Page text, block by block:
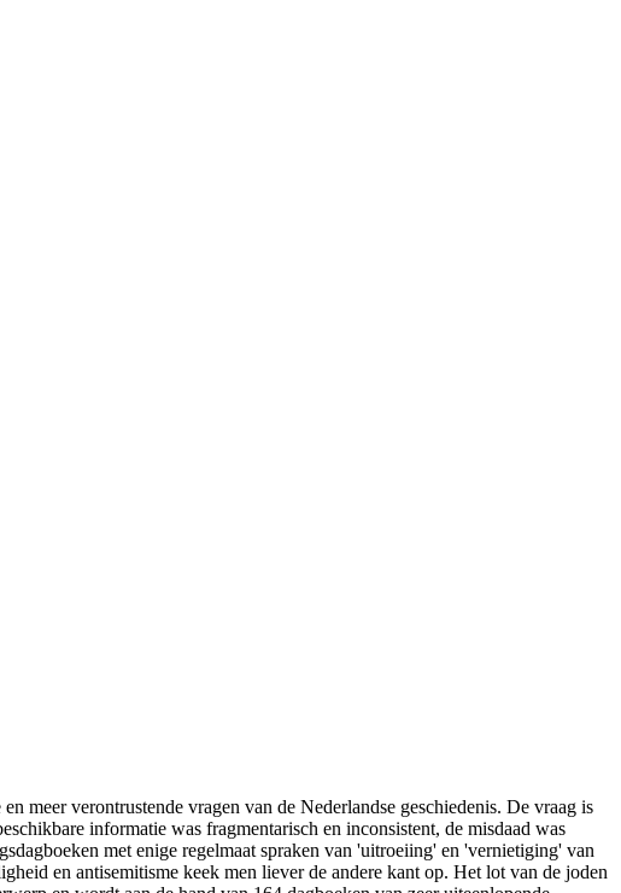
meer verontrustende vragen van de Nederlandse geschiedenis. De vraag is
informatie was fragmentarisch en inconsistent, de misdaad was
met enige regelmaat spraken van 'uitroeiing' en 'vernietiging' van
en antisemitisme keek men liever de andere kant op. Het lot van de joden